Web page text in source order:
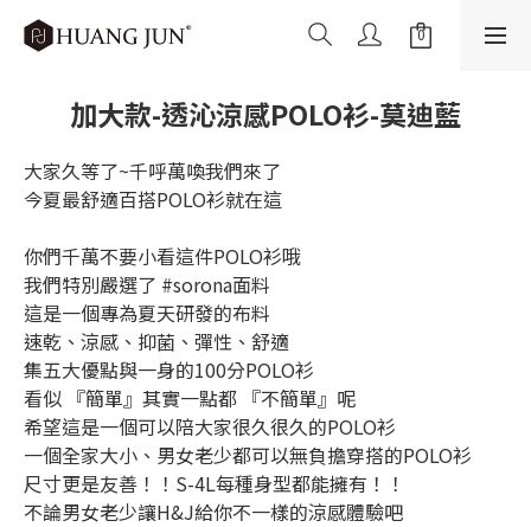
加大款-透沁涼感POLO衫-莫迪藍
大家久等了~千呼萬喚我們來了
今夏最舒適百搭POLO衫就在這
你們千萬不要小看這件POLO衫哦
我們特別嚴選了 #sorona面料
這是一個專為夏天研發的布料
速乾、涼感、抑菌、彈性、舒適
集五大優點與一身的100分POLO衫
看似 『簡單』其實一點都 『不簡單』呢
希望這是一個可以陪大家很久很久的POLO衫
一個全家大小、男女老少都可以無負擔穿搭的POLO衫
尺寸更是友善！！S-4L每種身型都能擁有！！
不論男女老少讓H&J給你不一樣的涼感體驗吧